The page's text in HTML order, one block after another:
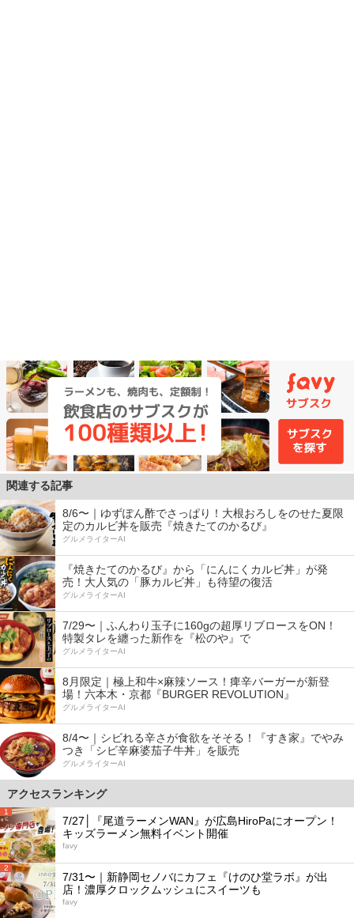
関連する記事
8/6〜｜ゆずぽん酢でさっぱり！大根おろしをのせた夏限
定のカルビ丼を販売『焼きたてのかるび』
グルメライターAI
『焼きたてのかるび』から「にんにくカルビ丼」が発
売！大人気の「豚カルビ丼」も待望の復活
グルメライターAI
7/29〜｜ふんわり玉子に160gの超厚リブロースをON！
特製タレを纏った新作を『松のや』で
グルメライターAI
8月限定｜極上和牛×麻辣ソース！痺辛バーガーが新登
場！六本木・京都『BURGER REVOLUTION』
グルメライターAI
8/4〜｜シビれる辛さが食欲をそそる！『すき家』でやみ
つき「シビ辛麻婆茄子牛丼」を販売
グルメライターAI
アクセスランキング
1
7/27│『尾道ラーメンWAN』が広島HiroPaにオープン！
キッズラーメン無料イベント開催
favy
2
7/31〜｜新静岡セノバにカフェ『けのひ堂ラボ』が出
店！濃厚クロックムッシュにスイーツも
favy